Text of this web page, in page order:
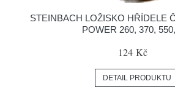
STEINBACH LOŽISKO HŘÍDELE
POWER 260, 370,
124 Kč
DETAIL PRODUKTU